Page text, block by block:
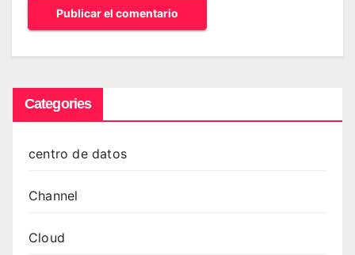
Categories
centro de datos
Channel
Cloud